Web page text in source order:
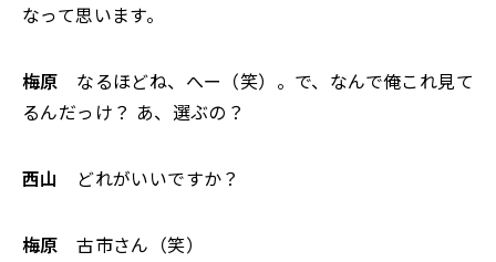
なって思います。
梅原 なるほどね、へー（笑）。で、なんで俺これ見て
るんだっけ？ あ、選ぶの？
西山 どれがいいですか？
梅原 古市さん（笑）